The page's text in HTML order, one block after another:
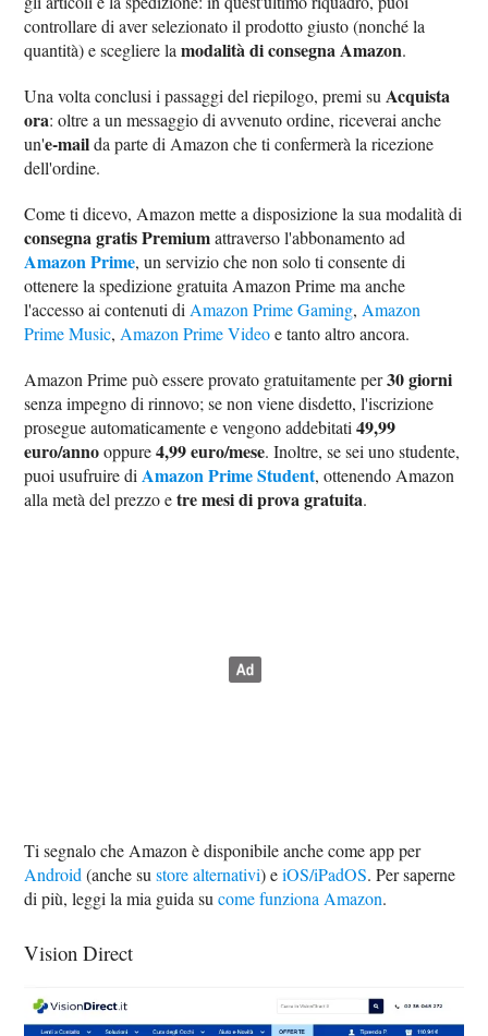
controllare di aver selezionato il prodotto giusto (nonché la
quantità) e scegliere lamodalità di consegna Amazon.
Una volta conclusi i passaggi del riepilogo, premi suAcquista
ora: oltre a un messaggio di avvenuto ordine, riceverai anche
un'e-mailda parte di Amazon che ti confermerà la ricezione
dell'ordine.
Come ti dicevo, Amazon mette a disposizione la sua modalità di
consegna gratis Premiumattraverso l'abbonamento ad
Amazon Prime, un servizio che non solo ti consente di
ottenere la spedizione gratuita Amazon Prime ma anche
l'accesso ai contenuti diAmazon Prime Gaming,Amazon
Prime Music,Amazon Prime Videoe tanto altro ancora.
Amazon Prime può essere provato gratuitamente per30 giorni
senza impegno di rinnovo; se non viene disdetto, l'iscrizione
prosegue automaticamente e vengono addebitati49,99
euro/annooppure4,99 euro/mese. Inoltre, se sei uno studente,
puoi usufruire diAmazon Prime Student, ottenendo Amazon
alla metà del prezzo etre mesi di prova gratuita.
Ti segnalo che Amazon è disponibile anche come app per
Android(anche sustore alternativi) eiOS/iPadOS. Per saperne
di più, leggi la mia guida sucome funziona Amazon.
Vision Direct